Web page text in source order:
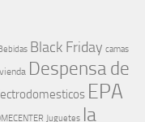
Black Friday camas
Despensa de
EPA
Juguetes la